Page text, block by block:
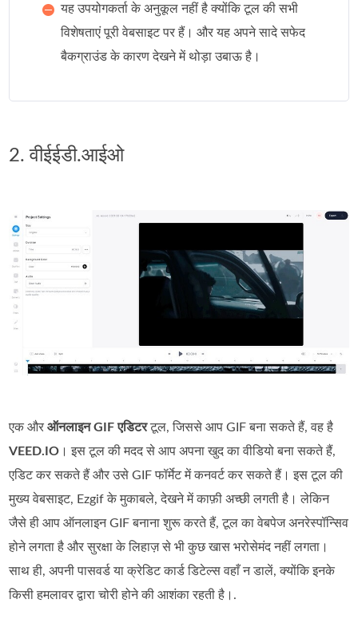
यह उपयोगकर्ता के अनुकूल नहीं है क्योंकि टूल की सभी
विशेषताएं पूरी वेबसाइट पर हैं। और यह अपने सादे सफेद
बैकग्राउंड के कारण देखने में थोड़ा उबाऊ है।
2. वीईईडी.आईओ
एक औरऑनलाइन GIF एडिटरटूल, जिससे आप GIF बना सकते हैं, वह है
VEED.IO । इस टूल की मदद से आप अपना खुद का वीडियो बना सकते हैं,
एडिट कर सकते हैं और उसे GIF फॉर्मेट में कनवर्ट कर सकते हैं। इस टूल की
मुख्य वेबसाइट, Ezgif के मुकाबले, देखने में काफ़ी अच्छी लगती है। लेकिन
जैसे ही आप ऑनलाइन GIF बनाना शुरू करते हैं, टूल का वेबपेज अनरेस्पॉन्सिव
होने लगता है और सुरक्षा के लिहाज़ से भी कुछ खास भरोसेमंद नहीं लगता।
साथ ही, अपनी पासवर्ड या क्रेडिट कार्ड डिटेल्स वहाँ न डालें, क्योंकि इनके
किसी हमलावर द्वारा चोरी होने की आशंका रहती है।.